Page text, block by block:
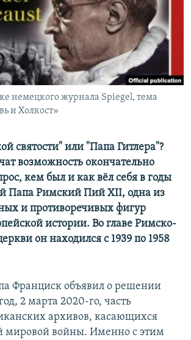
СУДЯТ?
КРЫМА
RL
немецкого журнала Spiegel, тема
и Холкост»
святости" или "Папа Гитлера"?
возможность окончательно
кем был и как вёл себя в годы
Папа Римский Пий XII, одна из
и противоречивых фигур
истории. Во главе Римско-
он находился с 1939 по 1958
Франциск объявил о решении
2 марта 2020-го, часть
архивов, касающихся
мировой войны. Именно с этим